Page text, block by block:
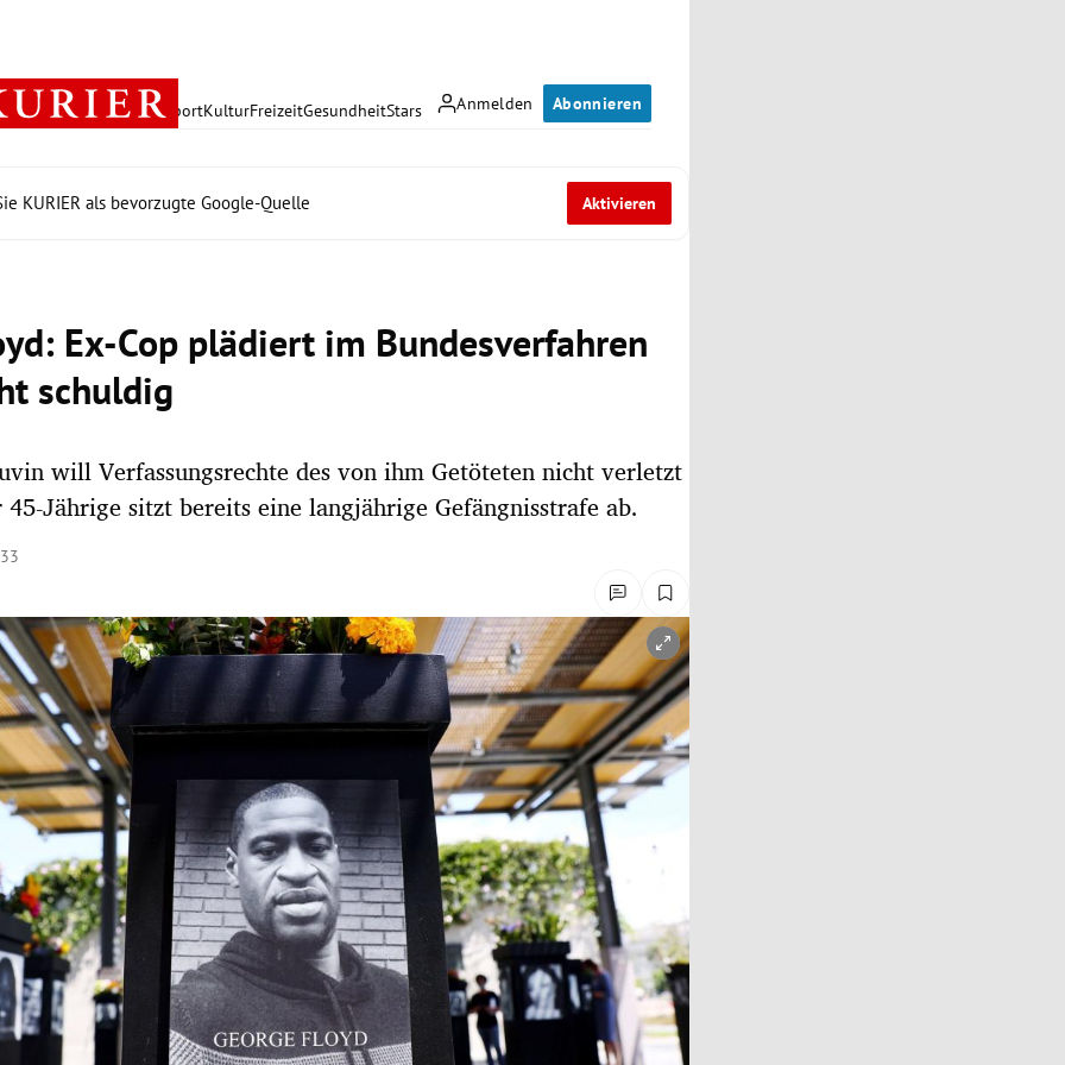
Anmelden Abonnieren
PolitikWirtschaft SportKulturFreizeitGesundheitStars
KURIER als bevorzugte Google-Quelle Aktivieren
Ex-Cop plädiert im Bundesverfahren
schuldig
will Verfassungsrechte des von ihm Getöteten nicht verletzt
45-Jährige sitzt bereits eine langjährige Gefängnisstrafe ab.
öffnen/schließen